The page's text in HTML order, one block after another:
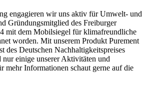
engagieren wir uns aktiv für Umwelt- und
Gründungsmitglied des Freiburger
mit dem Mobilsiegel für klimafreundliche
worden. Mit unserem Produkt Purement
des Deutschen Nachhaltigkeitspreises
nur einige unserer Aktivitäten und
mehr Informationen schaut gerne auf die